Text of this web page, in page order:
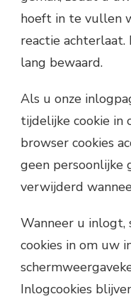
hoeft in te vullen
reactie achterlaat.
lang bewaard.
Als u onze
tijdelijke cookie in
browser cookies
geen persoonlijke
verwijderd
Wanneer u inlogt,
cookies in om uw
Inlogcookies